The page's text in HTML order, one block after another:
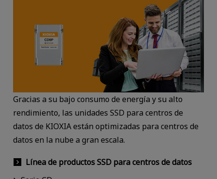
Gracias a su bajo consumo de energía y su alto
rendimiento, las unidades SSD para centros de
datos de KIOXIA están optimizadas para centros de
datos en la nube a gran escala.
Línea de productos SSD para centros de datos